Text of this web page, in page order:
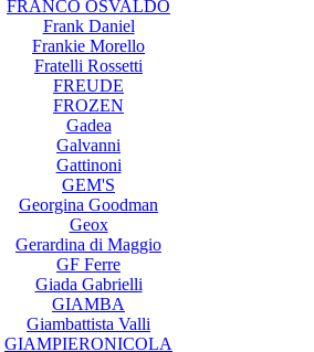
FRANCO OSVALDO
Frank Daniel
Frankie Morello
Fratelli Rossetti
FREUDE
FROZEN
Gadea
Galvanni
Gattinoni
GEM'S
Georgina Goodman
Geox
Gerardina di Maggio
GF Ferre
Giada Gabrielli
GIAMBA
Giambattista Valli
GIAMPIERONICOLA